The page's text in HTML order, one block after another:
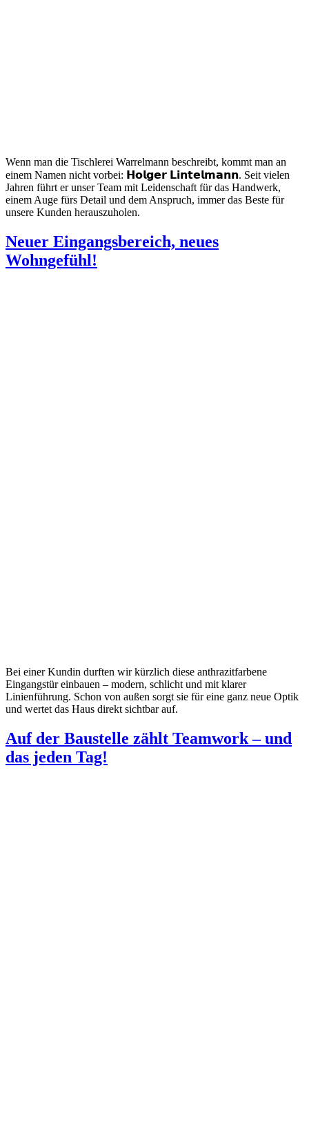
Wenn man die Tischlerei Warrelmann beschreibt, kommt man an
einem Namen nicht vorbei: 𝗛𝗼𝗹𝗴𝗲𝗿 𝗟𝗶𝗻𝘁𝗲𝗹𝗺𝗮𝗻𝗻. Seit vielen
Jahren führt er unser Team mit Leidenschaft für das Handwerk,
einem Auge fürs Detail und dem Anspruch, immer das Beste für
unsere Kunden herauszuholen.
Neuer Eingangsbereich, neues
Wohngefühl!
Bei einer Kundin durften wir kürzlich diese anthrazitfarbene
Eingangstür einbauen – modern, schlicht und mit klarer
Linienführung. Schon von außen sorgt sie für eine ganz neue Optik
und wertet das Haus direkt sichtbar auf.
Auf der Baustelle zählt Teamwork – und
das jeden Tag!